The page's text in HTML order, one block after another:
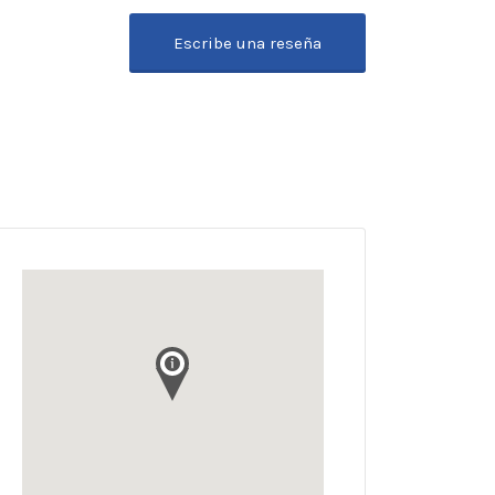
Escribe una reseña